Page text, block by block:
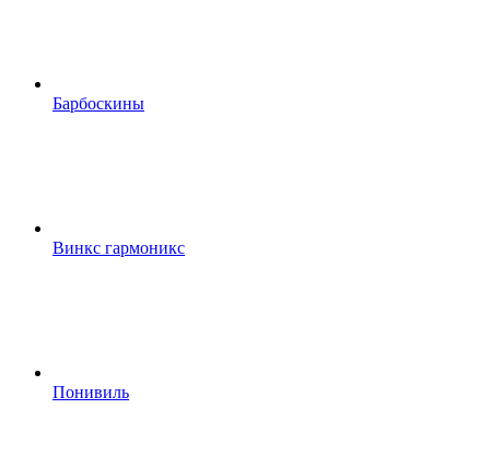
Барбоскины
Винкс гармоникс
Понивиль